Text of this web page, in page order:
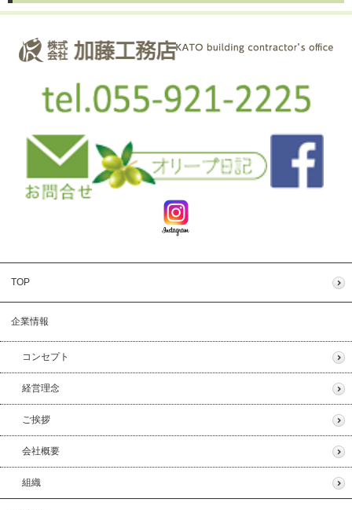
TOP
企業情報
コンセプト
経営理念
ご挨拶
会社概要
組織